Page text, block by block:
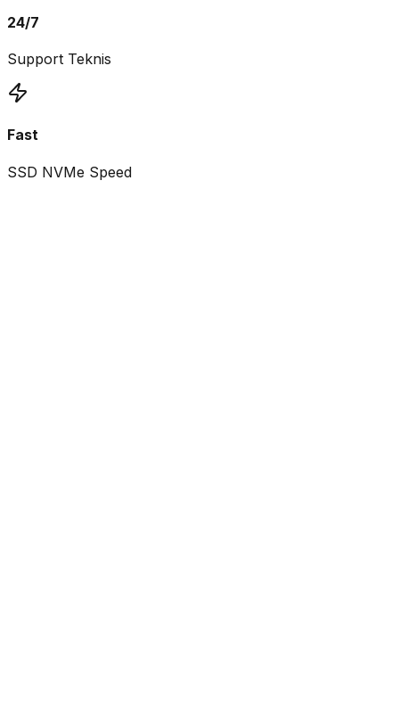
24/7
Support Teknis
Fast
SSD NVMe Speed